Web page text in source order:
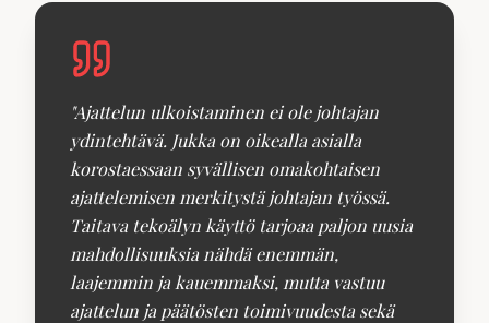
"Ajattelun ulkoistaminen ei ole johtajan
ydintehtävä. Jukka on oikealla asialla
korostaessaan syvällisen omakohtaisen
ajattelemisen merkitystä johtajan työssä.
Taitava tekoälyn käyttö tarjoaa paljon uusia
mahdollisuuksia nähdä enemmän,
laajemmin ja kauemmaksi, mutta vastuu
ajattelun ja päätösten toimivuudesta sekä